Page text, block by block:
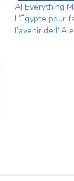
AI Everything
L’Égypte pour
l’avenir de l’IA